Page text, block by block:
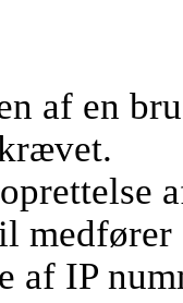
af en
af IP